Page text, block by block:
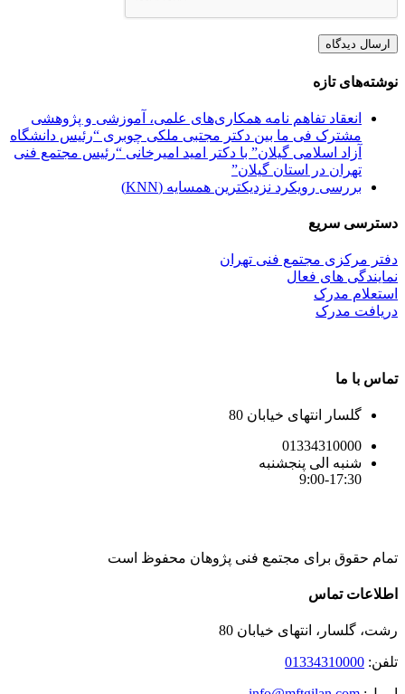
نوشته‌های تازه
انعقاد تفاهم نامه همکاری‌های علمی، آموزشی و پژوهشی
مشترک فی ما بین دکتر مجتبی ملکی چوبری “رئیس دانشگاه
آزاد اسلامی گیلان” با دکتر امید امیرخانی “رئیس مجتمع فنی
تهران در استان گیلان”
بررسی رویکرد نزدیکترین همسایه (KNN)
دسترسی سریع
دفتر مرکزی مجتمع فنی تهران
نمایندگی های فعال
استعلام مدرک
دریافت مدرک
تماس با ما
گلسار انتهای خیابان 80
01334310000
شنبه الی پنجشنبه
9:00-17:30
تمام حقوق برای مجتمع فنی پژوهان محفوظ است
Instagram
LinkedIn
Toggle
Bar
Area
اطلاعات تماس
رشت، گلسار، انتهای خیابان 80
تلفن: 01334310000